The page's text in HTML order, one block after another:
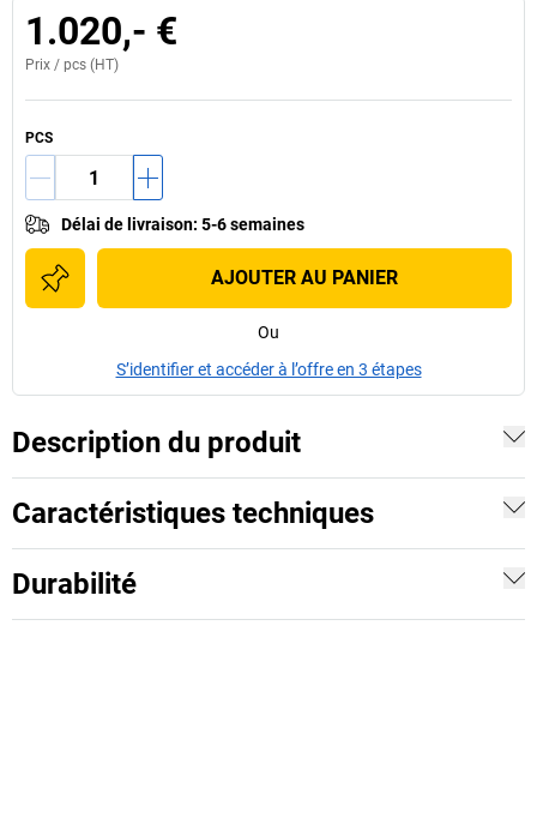
1.020,- €
Prix / pcs (HT)
PCS
Délai de livraison: 5-6 semaines
AJOUTER AU PANIER
Ou
S’identifier et accéder à l’offre en 3 étapes
Description du produit
Caractéristiques techniques
Durabilité